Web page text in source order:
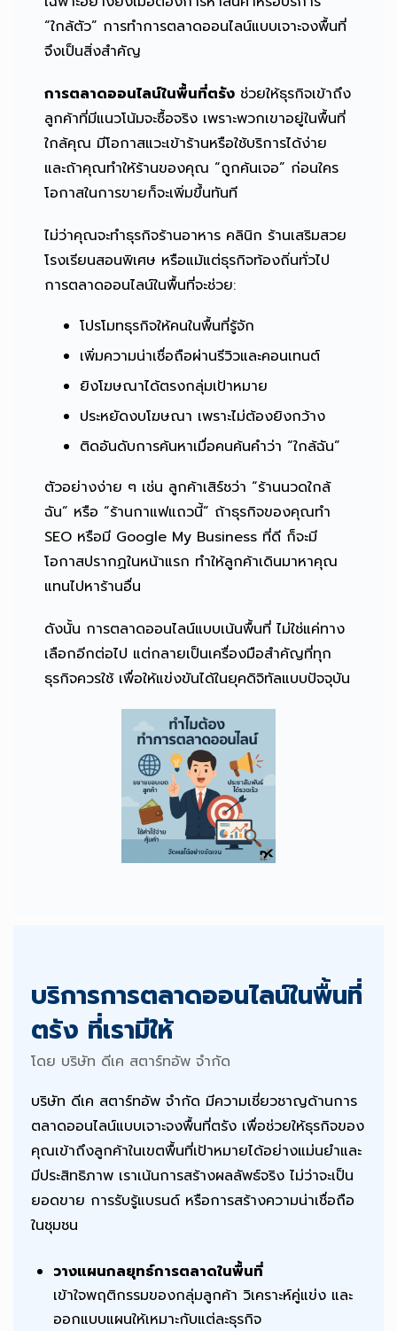
“ใกล้ตัว” การทำการตลาดออนไลน์แบบเจาะจงพื้นที่
จึงเป็นสิ่งสำคัญ
การตลาดออนไลน์ในพื้นที่ตรัง ช่วยให้ธุรกิจเข้าถึง
ลูกค้าที่มีแนวโน้มจะซื้อจริง เพราะพวกเขาอยู่ในพื้นที่
ใกล้คุณ มีโอกาสแวะเข้าร้านหรือใช้บริการได้ง่าย
และถ้าคุณทำให้ร้านของคุณ “ถูกค้นเจอ” ก่อนใคร
โอกาสในการขายก็จะเพิ่มขึ้นทันที
ไม่ว่าคุณจะทำธุรกิจร้านอาหาร คลินิก ร้านเสริมสวย
โรงเรียนสอนพิเศษ หรือแม้แต่ธุรกิจท้องถิ่นทั่วไป
การตลาดออนไลน์ในพื้นที่จะช่วย:
โปรโมทธุรกิจให้คนในพื้นที่รู้จัก
เพิ่มความน่าเชื่อถือผ่านรีวิวและคอนเทนต์
ยิงโฆษณาได้ตรงกลุ่มเป้าหมาย
ประหยัดงบโฆษณา เพราะไม่ต้องยิงกว้าง
ติดอันดับการค้นหาเมื่อคนค้นคำว่า “ใกล้ฉัน”
ตัวอย่างง่าย ๆ เช่น ลูกค้าเสิร์ชว่า “ร้านนวดใกล้
ฉัน” หรือ “ร้านกาแฟแถวนี้” ถ้าธุรกิจของคุณทำ
SEO หรือมี Google My Business ที่ดี ก็จะมี
โอกาสปรากฏในหน้าแรก ทำให้ลูกค้าเดินมาหาคุณ
แทนไปหาร้านอื่น
ดังนั้น การตลาดออนไลน์แบบเน้นพื้นที่ ไม่ใช่แค่ทาง
เลือกอีกต่อไป แต่กลายเป็นเครื่องมือสำคัญที่ทุก
ธุรกิจควรใช้ เพื่อให้แข่งขันได้ในยุคดิจิทัลแบบปัจจุบัน
บริการการตลาดออนไลน์ในพื้นที่
ตรัง ที่เรามีให้
โดย บริษัท ดีเค สตาร์ทอัพ จำกัด
บริษัท ดีเค สตาร์ทอัพ จำกัด มีความเชี่ยวชาญด้านการ
ตลาดออนไลน์แบบเจาะจงพื้นที่ตรัง เพื่อช่วยให้ธุรกิจของ
คุณเข้าถึงลูกค้าในเขตพื้นที่เป้าหมายได้อย่างแม่นยำและ
มีประสิทธิภาพ เราเน้นการสร้างผลลัพธ์จริง ไม่ว่าจะเป็น
ยอดขาย การรับรู้แบรนด์ หรือการสร้างความน่าเชื่อถือ
ในชุมชน
วางแผนกลยุทธ์การตลาดในพื้นที่
เข้าใจพฤติกรรมของกลุ่มลูกค้า วิเคราะห์คู่แข่ง และ
ออกแบบแผนให้เหมาะกับแต่ละธุรกิจ